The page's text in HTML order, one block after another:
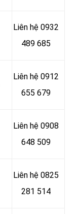
Liên hệ0932
489 685
Liên hệ0912
655 679
Liên hệ 0908
648 509
Liên hệ0825
281 514